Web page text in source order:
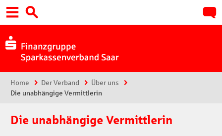
Hauptnavigation
Sie sind hier:
Home Der Verband
Über uns
Die unabhängige Vermittlerin
Die unabhängige Vermittlerin
Die unabhängige Vermittlerin